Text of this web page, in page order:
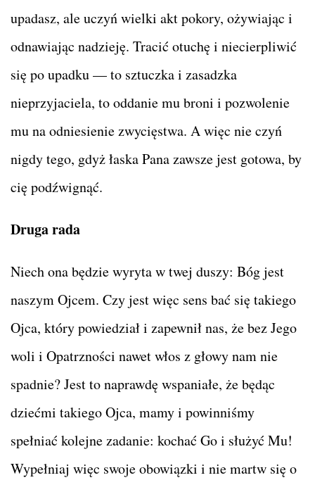
upadasz, ale uczyń wielki akt pokory, ożywiając i
odnawiając nadzieję. Tracić otuchę i niecierpliwić
się po upadku — to sztuczka i zasadzka
nieprzyjaciela, to oddanie mu broni i pozwolenie
mu na odniesienie zwycięstwa. A więc nie czyń
nigdy tego, gdyż łaska Pana zawsze jest gotowa, by
cię podźwignąć.
Druga rada
Niech ona będzie wyryta w twej duszy: Bóg jest
naszym Ojcem. Czy jest więc sens bać się takiego
Ojca, który powiedział i zapewnił nas, że bez Jego
woli i Opatrzności nawet włos z głowy nam nie
spadnie? Jest to naprawdę wspaniałe, że będąc
dziećmi takiego Ojca, mamy i powinniśmy
spełniać kolejne zadanie: kochać Go i służyć Mu!
Wypełniaj więc swoje obowiązki i nie martw się o